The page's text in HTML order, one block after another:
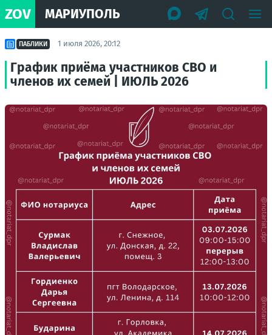
ZOV МАРИУПОЛЬ
ПАБЛИКИ 1 июля 2026, 20:12
График приёма участников СВО и
членов их семей | ИЮЛЬ 2026